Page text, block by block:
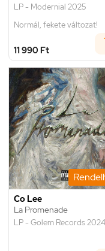
LP - Modernial 2025
Normál, fekete változat!
11 990 Ft
Co Lee
La Promenade
LP - Golem Records 2024